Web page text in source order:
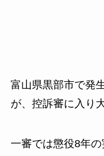
富山県黒部市で発
が、控訴審に入り
一審では懲役8年